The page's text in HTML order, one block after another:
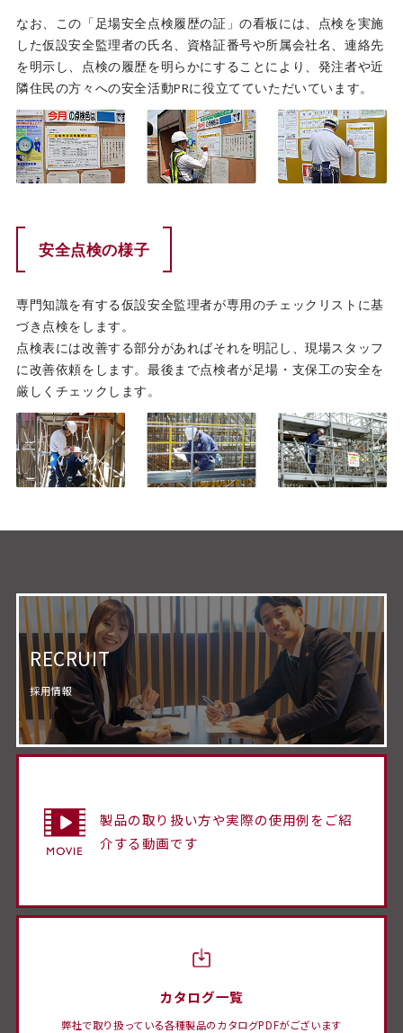
なお、この「足場安全点検履歴の証」の看板には、点検を実施
した仮設安全監理者の氏名、資格証番号や所属会社名、連絡先
を明示し、点検の履歴を明らかにすることにより、発注者や近
隣住民の方々への安全活動PRに役立てていただいています。
安全点検の様子
専門知識を有する仮設安全監理者が専用のチェックリストに基
づき点検をします。
点検表には改善する部分があればそれを明記し、現場スタッフ
に改善依頼をします。最後まで点検者が足場・支保工の安全を
厳しくチェックします。
RECRUIT
採用情報
製品の取り扱い方や実際の使用例をご紹
介する動画です
カタログ一覧
弊社で取り扱っている各種製品のカタログPDFがございます